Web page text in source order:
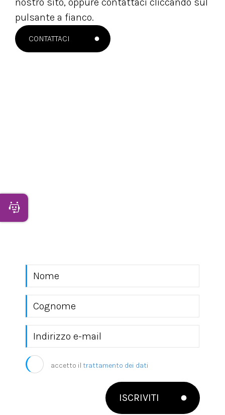
pulsante a fianco.
CONTATTACI
NEWSLETTER
Rimani sempre aggiornato con le novità del
accetto il trattamento dei dati
ISCRIVITI